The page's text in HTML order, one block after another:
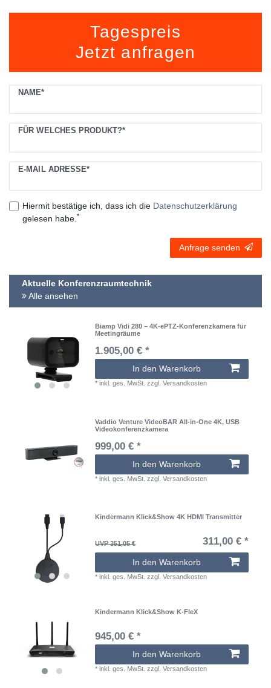
Tagespreis
Jetzt anfragen
NAME*
FÜR WELCHES PRODUKT?*
E-MAIL ADRESSE*
Hiermit bestätige ich, dass ich die Daten­schutz­erklärung
gelesen habe. *
Ceres::Template.mailFormHoneypotLabel
Anfrage senden
Aktuelle Konferenzraumtechnik
Alle ansehen
Biamp Vidi 280 – 4K-ePTZ-Konferenzkamera für
Meetingräume
1.905,00 € *
In den Warenkorb
*inkl. ges. MwSt. zzgl.Versandkosten
Vaddio Venture VideoBAR All-in-One 4K, USB
Videokonferenzkamera
999,00 € *
In den Warenkorb
*inkl. ges. MwSt. zzgl.Versandkosten
Kindermann Klick&Show 4K HDMI Transmitter
UVP 351,05 € 311,00 € *
In den Warenkorb
*inkl. ges. MwSt. zzgl.Versandkosten
Kindermann Klick&Show K-FleX
945,00 € *
In den Warenkorb
*inkl. ges. MwSt. zzgl.Versandkosten